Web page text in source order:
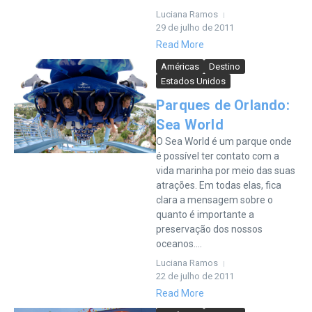
Luciana Ramos
29 de julho de 2011
Read More
Américas
Destino
Estados Unidos
Parques de Orlando:
Sea World
O Sea World é um parque onde
é possível ter contato com a
vida marinha por meio das suas
atrações. Em todas elas, fica
clara a mensagem sobre o
quanto é importante a
preservação dos nossos
oceanos....
Luciana Ramos
22 de julho de 2011
Read More